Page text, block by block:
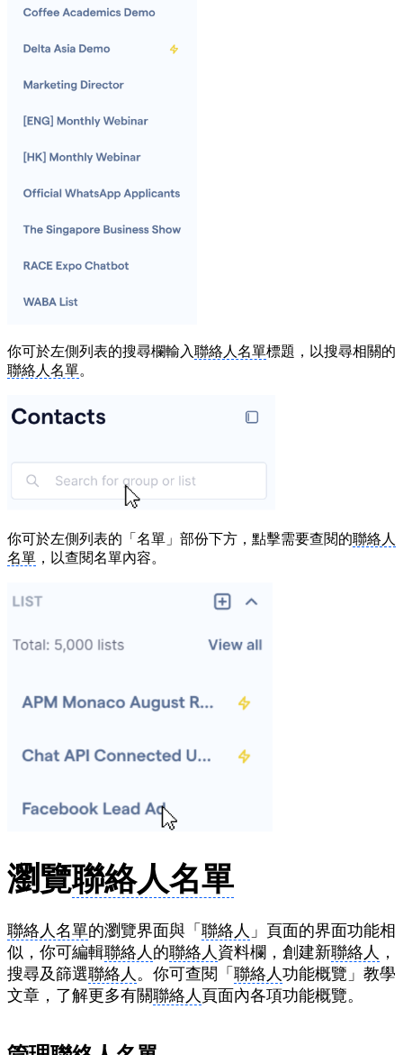
你可於左側列表的搜尋欄輸入聯絡人名單標題，以搜尋相關的
聯絡人名單。
你可於左側列表的「名單」部份下方，點擊需要查閱的聯絡人
名單 ，以查閱名單內容。
瀏覽聯絡人名單
聯絡人名單的瀏覽界面與「 聯絡人 」頁面的界面功能相
似，你可編輯聯絡人 的聯絡人 資料欄，創建新聯絡人 ，
搜尋及篩選聯絡人 。你可查閱「 聯絡人 功能概覽」教學
文章，了解更多有關聯絡人 頁面內各項功能概覽。